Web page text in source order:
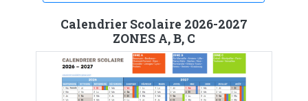
Calendrier Scolaire 2026-2027
ZONES A, B, C